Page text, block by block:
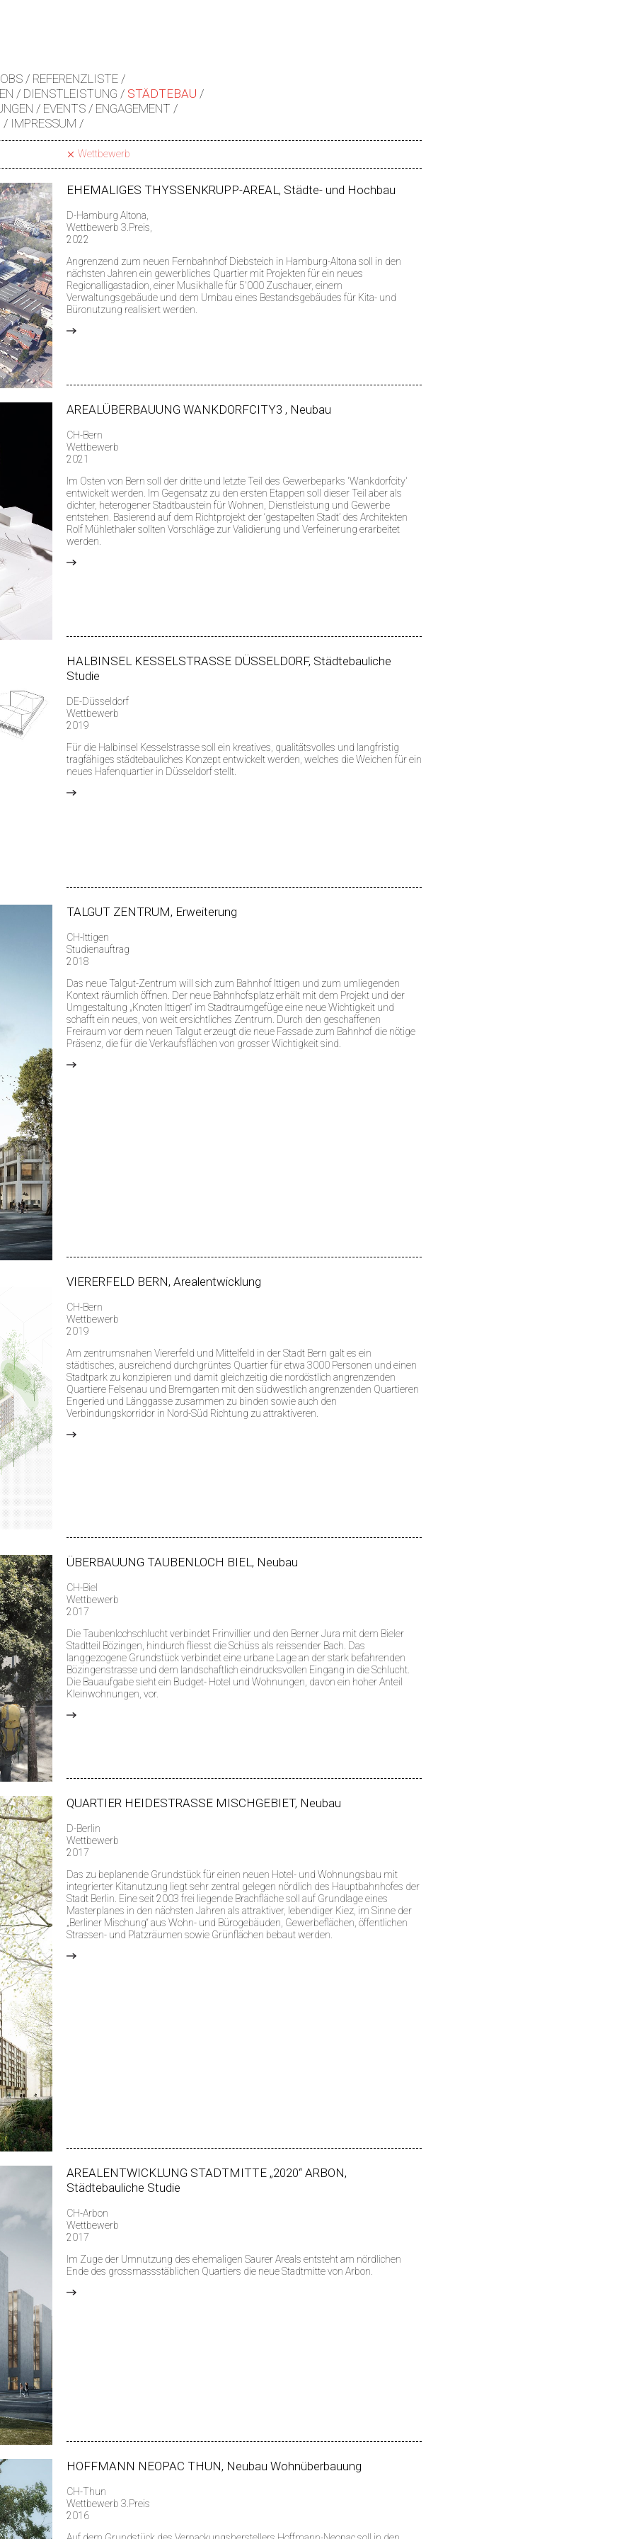
REFERENZLISTE
DIENSTLEISTUNG
STÄDTEBAU
EVENTS
ENGAGEMENT
IMPRESSUM
Wettbewerb
EHEMALIGES THYSSENKRUPP-AREAL, Städte- und Hochbau
D-Hamburg Altona,
Wettbewerb 3.Preis,
2022
Angrenzend zum neuen Fernbahnhof Diebsteich in Hamburg-Altona soll in den
nächsten Jahren ein gewerbliches Quartier mit Projekten für ein neues
Regionalligastadion, einer Musikhalle für 5'000 Zuschauer, einem
Verwaltungsgebäude und dem Umbau eines Bestandsgebäudes für Kita- und
Büronutzung realisiert werden.
AREALÜBERBAUUNG WANKDORFCITY3 , Neubau
CH-Bern
Wettbewerb
2021
Im Osten von Bern soll der dritte und letzte Teil des Gewerbeparks 'Wankdorfcity'
entwickelt werden. Im Gegensatz zu den ersten Etappen soll dieser Teil aber als
dichter, heterogener Stadtbaustein für Wohnen, Dienstleistung und Gewerbe
entstehen. Basierend auf dem Richtprojekt der ‘gestapelten Stadt’ des Architekten
Rolf Mühlethaler sollten Vorschläge zur Validierung und Verfeinerung erarbeitet
werden.
HALBINSEL KESSELSTRASSE DÜSSELDORF, Städtebauliche
Studie
DE-Düsseldorf
Wettbewerb
2019
Für die Halbinsel Kesselstrasse soll ein kreatives, qualitätsvolles und langfristig
tragfähiges städtebauliches Konzept entwickelt werden, welches die Weichen für ein
neues Hafenquartier in Düsseldorf stellt.
TALGUT ZENTRUM, Erweiterung
CH-Ittigen
Studienauftrag
2018
Das neue Talgut-Zentrum will sich zum Bahnhof Ittigen und zum umliegenden
Kontext räumlich öffnen. Der neue Bahnhofsplatz erhält mit dem Projekt und der
Umgestaltung „Knoten Ittigen“ im Stadtraumgefüge eine neue Wichtigkeit und
schafft ein neues, von weit ersichtliches Zentrum. Durch den geschaffenen
Freiraum vor dem neuen Talgut erzeugt die neue Fassade zum Bahnhof die nötige
Präsenz, die für die Verkaufsflächen von grosser Wichtigkeit sind.
VIERERFELD BERN, Arealentwicklung
CH-Bern
Wettbewerb
2019
Am zentrumsnahen Viererfeld und Mittelfeld in der Stadt Bern galt es ein
städtisches, ausreichend durchgrüntes Quartier für etwa 3000 Personen und einen
Stadtpark zu konzipieren und damit gleichzeitig die nordöstlich angrenzenden
Quartiere Felsenau und Bremgarten mit den südwestlich angrenzenden Quartieren
Engeried und Länggasse zusammen zu binden sowie auch den
Verbindungskorridor in Nord-Süd Richtung zu attraktiveren.
ÜBERBAUUNG TAUBENLOCH BIEL, Neubau
CH-Biel
Wettbewerb
2017
Die Taubenlochschlucht verbindet Frinvillier und den Berner Jura mit dem Bieler
Stadtteil Bözingen, hindurch fliesst die Schüss als reissender Bach. Das
langgezogene Grundstück verbindet eine urbane Lage an der stark befahrenden
Bözingenstrasse und dem landschaftlich eindrucksvollen Eingang in die Schlucht.
Die Bauaufgabe sieht ein Budget- Hotel und Wohnungen, davon ein hoher Anteil
Kleinwohnungen, vor.
QUARTIER HEIDESTRASSE MISCHGEBIET, Neubau
D-Berlin
Wettbewerb
2017
Das zu beplanende Grundstück für einen neuen Hotel- und Wohnungsbau mit
integrierter Kitanutzung liegt sehr zentral gelegen nördlich des Hauptbahnhofes der
Stadt Berlin. Eine seit 2003 frei liegende Brachfläche soll auf Grundlage eines
Masterplanes in den nächsten Jahren als attraktiver, lebendiger Kiez, im Sinne der
„Berliner Mischung“ aus Wohn- und Bürogebäuden, Gewerbeflächen, öffentlichen
Strassen- und Platzräumen sowie Grünflächen bebaut werden.
AREALENTWICKLUNG STADTMITTE „2020“ ARBON,
Städtebauliche Studie
CH-Arbon
Wettbewerb
2017
Im Zuge der Umnutzung des ehemaligen Saurer Areals entsteht am nördlichen
Ende des grossmassstäblichen Quartiers die neue Stadtmitte von Arbon.
HOFFMANN NEOPAC THUN, Neubau Wohnüberbauung
CH-Thun
Wettbewerb 3.Preis
2016